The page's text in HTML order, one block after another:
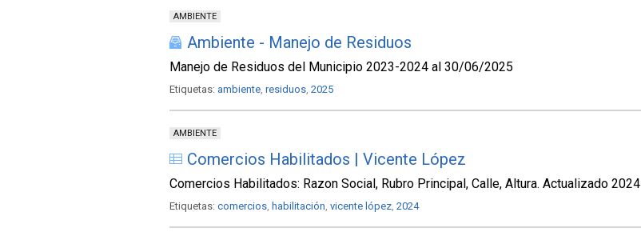
AMBIENTE
Ambiente - Manejo de Residuos
Manejo de Residuos del Municipio 2023-2024 al 30/06/2025
Etiquetas: ambiente, residuos, 2025
AMBIENTE
Comercios Habilitados | Vicente López
Comercios Habilitados: Razon Social, Rubro Principal, Calle, Altura. Actualizado 2024
Etiquetas: comercios, habilitación, vicente lópez, 2024